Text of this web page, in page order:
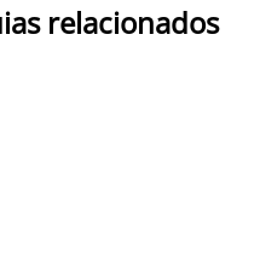
relacionados